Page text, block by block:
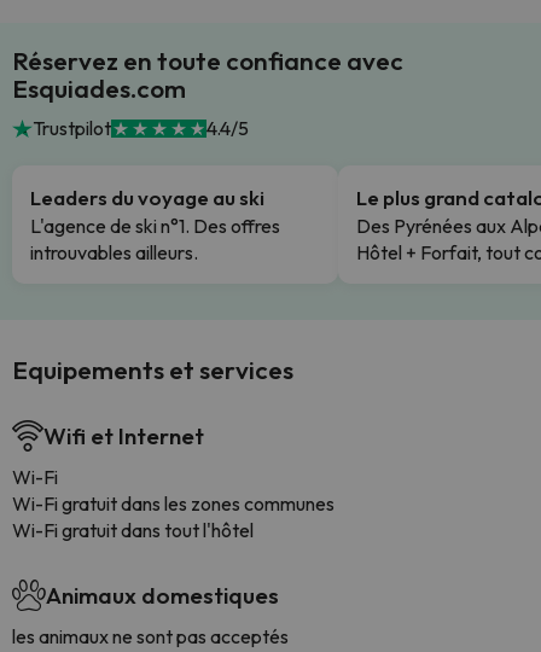
Réservez en toute confiance avec
Esquiades.com
Trustpilot 4.4/5
Leaders du voyage au ski
L'agence de ski n°1. Des offres
introuvables ailleurs.
Le plus grand
Des Pyrénées aux
Hôtel + Forfait, tout
Equipements et services
Wifi et Internet
Wi-Fi
Wi-Fi gratuit dans les zones communes
Wi-Fi gratuit dans tout l'hôtel
Animaux domestiques
les animaux ne sont pas acceptés